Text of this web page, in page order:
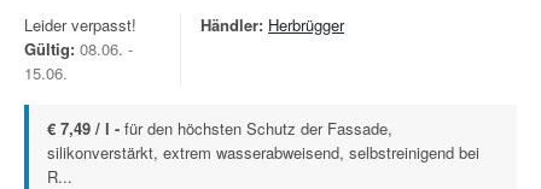
Leider verpasst!
Gültig: 08.06. -
15.06.
Händler: Herbrügger
€ 7,49 / l - für den höchsten Schutz der Fassade,
silikonverstärkt, extrem wasserabweisend, selbstreinigend bei
R...